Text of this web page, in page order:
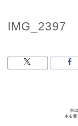
IMG_2397